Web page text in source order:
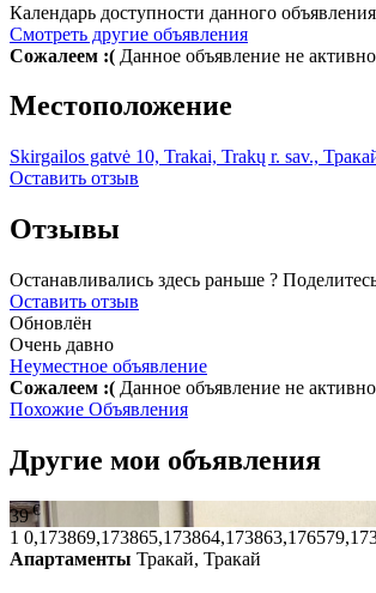
Календарь доступности данного
Смотреть другие объявления
Сожалеем :( Данное объявление не
Местоположение
Skirgailos gatvė 10, Trakai, Trakų r. sav.,
Оставить отзыв
Отзывы
Останавливались здесь раньше ?
Оставить отзыв
Обновлён
Очень давно
Неуместное объявление
Сожалеем :( Данное объявление не
Похожие Объявления
Другие мои объявления
39€
1
Апартаменты Тракай, Тракай